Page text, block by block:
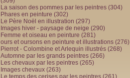
La saison des pommes par les peintres (304)
Phares en peinture (302)
Le Père Noël en illustration (297)
Images hiver - paysage de neige (290)
Femme et oiseau en peinture (281)
ours et oursons en peinture et illustrations (276)
Pierrot - Colombine et Arlequin illustrés (268)
Automne par les grands peintres (266)
Les chevaux par les peintres (265)
Images chevaux (263)
Le temps des cerises par les peintres (261)